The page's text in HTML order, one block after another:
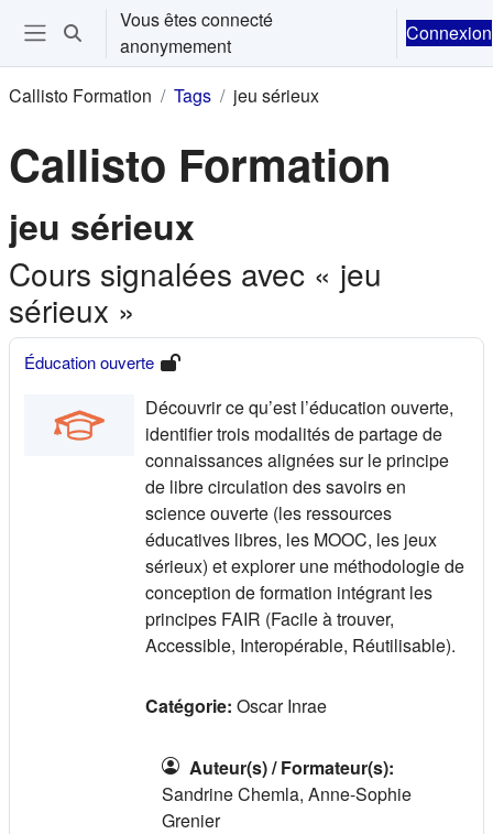
Passer au contenu principal
Ouvrir le menu de navigation
Activer/désactiver la saisie de recherche
Vous êtes connecté
anonymement
Connexion
Callisto Formation Tags jeu sérieux
Callisto Formation
jeu sérieux
Cours signalées avec « jeu
sérieux »
Éducation ouverte
Découvrir ce qu’est l’éducation ouverte,
identifier trois modalités de partage de
connaissances alignées sur le principe
de libre circulation des savoirs en
science ouverte (les ressources
éducatives libres, les MOOC, les jeux
sérieux) et explorer une méthodologie de
conception de formation intégrant les
principes FAIR (Facile à trouver,
Accessible, Interopérable, Réutilisable).
Catégorie: Oscar Inrae
Auteur(s) / Formateur(s):
Sandrine Chemla, Anne-Sophie
Grenier